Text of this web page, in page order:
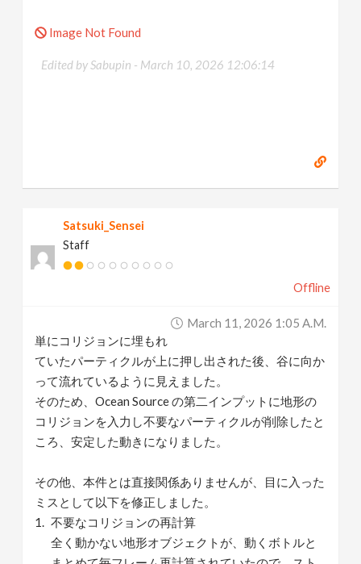
Image Not Found
Edited by Sabupin - March 10, 2026 12:06:14
Satsuki_Sensei
Staff
Offline
March 11, 2026 1:05 A.m.
単にコリジョンに埋もれ
ていたパーティクルが上に押し出された後、谷に向か
って流れているように見えました。
そのため、Ocean Source の第二インプットに地形の
コリジョンを入力し不要なパーティクルが削除したと
ころ、安定した動きになりました。
その他、本件とは直接関係ありませんが、目に入った
ミスとして以下を修正しました。
不要なコリジョンの再計算
全く動かない地形オブジェクトが、動くボトルと